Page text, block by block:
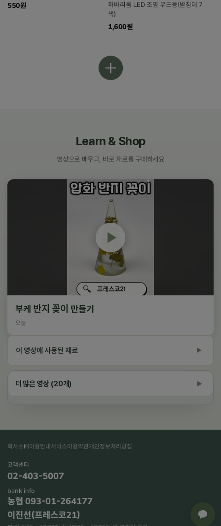
550원
하바리움 LED 조명 무드등(받침대 7
색)
1,600원
Learn & Shop
영상으로 배우고, 바로 재료를 구매하세요
부케 반지 꽂이 만들기
오늘
이 영상에 사용된 재료 ▶
영상 속 재료 상품 보기
더 많은 영상 (20개) ▶
회사소개이용안내서비스이용약관개인정보처리방침
고객센터
02-403-5007
bank info
농협 093-01-264177
이진선(프레스코21)